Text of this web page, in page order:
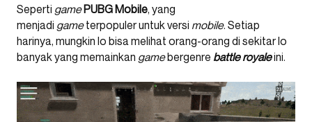
Seperti gamePUBG Mobile, yang
menjadi gameterpopuler untuk versi mobile. Setiap
harinya, mungkin lo bisa melihat orang-orang di sekitar lo
banyak yang memainkan gamebergenre battle royaleini.